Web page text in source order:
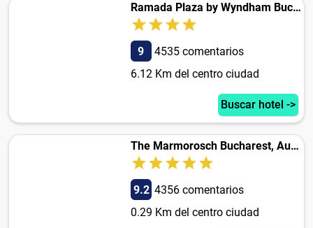
Ramada Plaza by Wyndham Bucharest Convention Center
9
4535 comentarios
6.12 Km del centro ciudad
Buscar hotel ->
The Marmorosch Bucharest, Autograph Collection
9.2 4356 comentarios
0.29 Km del centro ciudad